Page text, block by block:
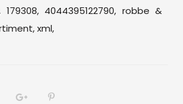
179308, 4044395122790, robbe &
xml,